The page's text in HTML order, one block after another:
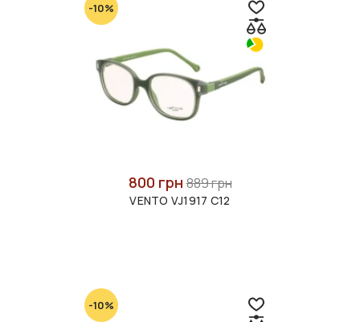
-10%
800 грн889 грн
VENTO VJ1917 C12
-10%